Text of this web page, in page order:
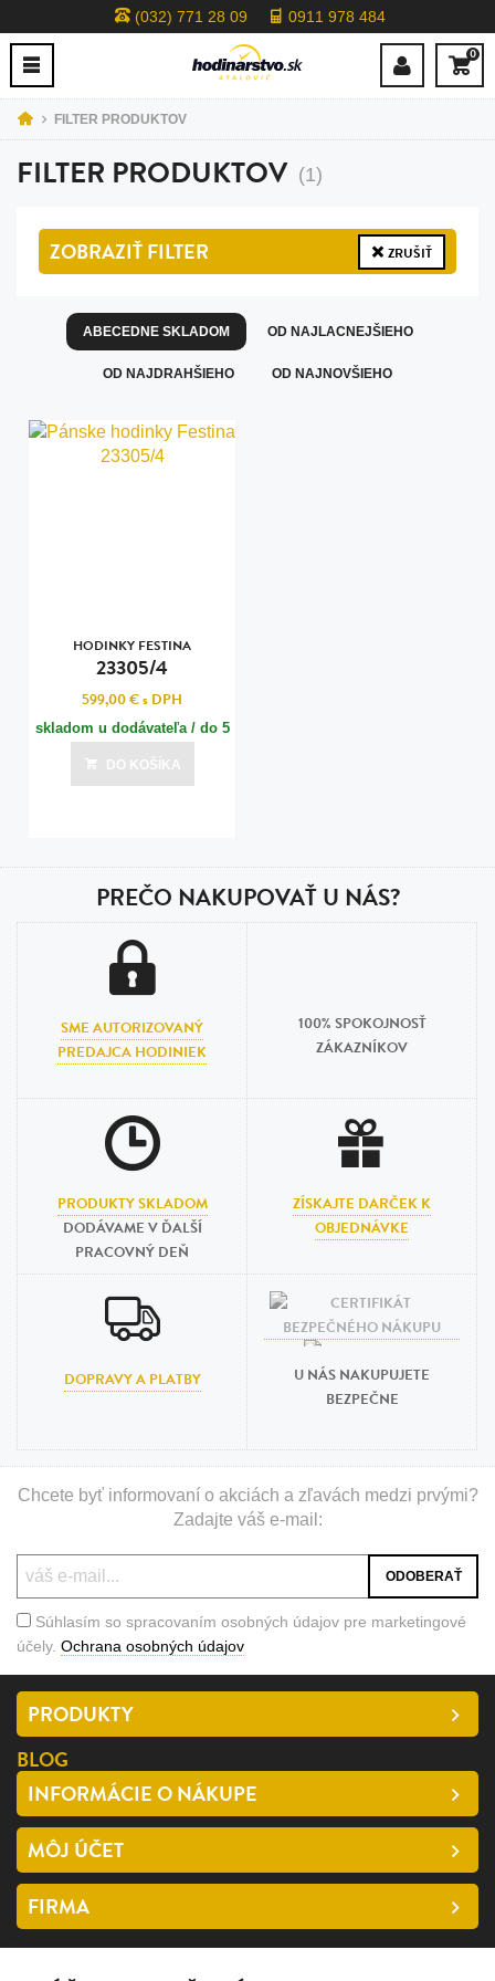
(032) 771 28 09 0911 978 484
0
FILTER PRODUKTOV
FILTER PRODUKTOV (1)
ZOBRAZIŤFILTER ZRUŠIŤ
ABECEDNE SKLADOM OD NAJLACNEJŠIEHO
OD NAJDRAHŠIEHO OD NAJNOVŠIEHO
HODINKY FESTINA
23305/4
599,00 €s DPH
skladom u dodávateľa / do 5
dní
Posledná aktualizácia dnes o 00:01
DO KOŠÍKA
PREČO NAKUPOVAŤ U NÁS?
SME AUTORIZOVANÝ
PREDAJCA HODINIEK
100% SPOKOJNOSŤ
ZÁKAZNÍKOV
PRODUKTY SKLADOM
DODÁVAME V ĎALŠÍ
PRACOVNÝ DEŇ
ZÍSKAJTE DARČEK K
OBJEDNÁVKE
DOPRAVY A PLATBY
U NÁS NAKUPUJETE
BEZPEČNE
Chcete byť informovaní o akciách a zľavách medzi prvými?
Zadajte váš e-mail:
Súhlasím so spracovaním osobných údajov pre marketingové
účely. Ochrana osobných údajov
PRODUKTY
BLOG
INFORMÁCIE O NÁKUPE
MÔJ ÚČET
FIRMA